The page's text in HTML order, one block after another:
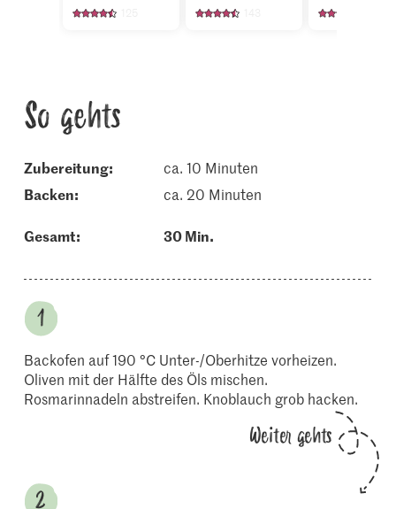
So gehts
Zubereitung:
ca. 10 Minuten
backen:
ca. 20 Minuten
Gesamt: 30 Min.
Backofen auf 190 °C Unter-/Oberhitze vorheizen.
Oliven mit der Hälfte des Öls mischen.
Rosmarinnadeln abstreifen. Knoblauch grob hacken.
Weiter gehts